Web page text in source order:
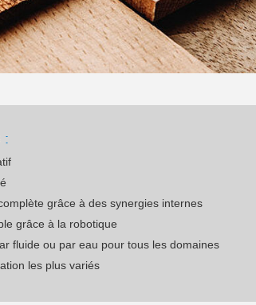
:
grâce à des synergies internes
grâce à la robotique
fluide ou par eau pour tous les domaines
les plus variés